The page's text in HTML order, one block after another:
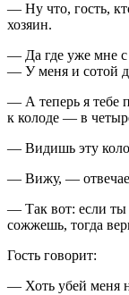
— Ну что, гость,
хозяин.
— Да где уже мне с
— У меня и сотой
— А теперь я тебе
к колоде — в
— Видишь эту
— Вижу, —
— Так вот: если ты
сожжешь, тогда
Гость говорит:
— Хоть убей меня